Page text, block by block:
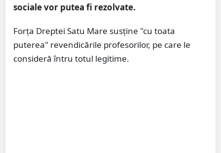
sociale vor putea fi rezolvate.
Forța Dreptei Satu Mare susține "cu toata
puterea" revendicările profesorilor, pe care le
consideră întru totul legitime.